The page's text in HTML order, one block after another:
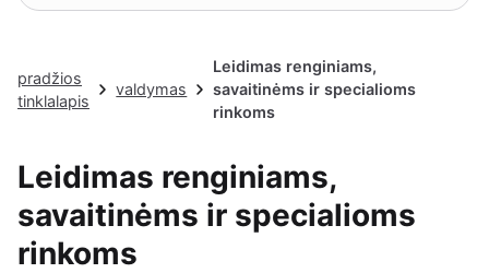
pradžios
tinklalapis
valdymas
Leidimas renginiams,
savaitinėms ir specialioms
rinkoms
Leidimas renginiams,
savaitinėms ir specialioms
rinkoms